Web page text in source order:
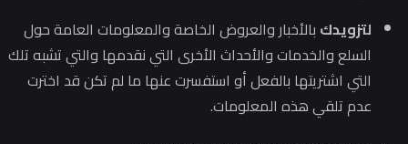
لتزويدك بالأخبار والعروض الخاصة والمعلومات العامة حول
السلع والخدمات والأحداث الأخرى التي نقدمها والتي تشبه تلك
التي اشتريتها بالفعل أو استفسرت عنها ما لم تكن قد اخترت
عدم تلقي هذه المعلومات.